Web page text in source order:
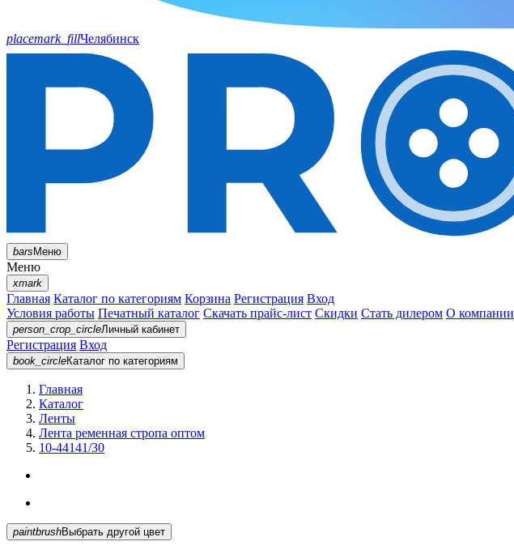
placemark_fillЧелябинск
barsМеню
Меню
xmark
Главная Каталог по категориям Корзина Регистрация Вход
Условия работы Печатный каталог Скачать прайс-лист Скидки Стать дилером О компании
person_crop_circleЛичный кабинет
Регистрация Вход
book_circleКаталог по категориям
Главная
Каталог
Ленты
Лента ременная стропа оптом
10-44141/30
paintbrush Выбрать другой цвет